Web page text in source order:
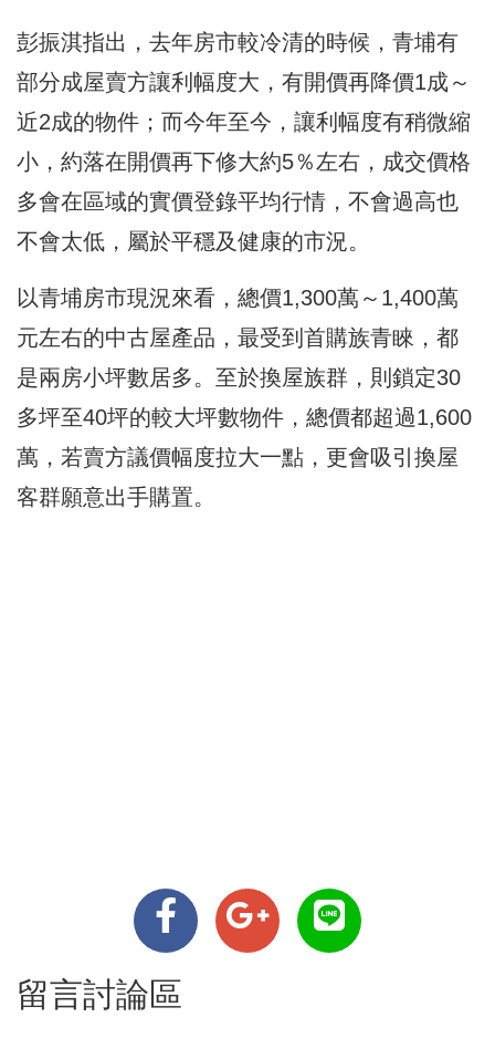
彭振淇指出，去年房市較冷清的時候，青埔有
部分成屋賣方讓利幅度大，有開價再降價1成～
近2成的物件；而今年至今，讓利幅度有稍微縮
小，約落在開價再下修大約5％左右，成交價格
多會在區域的實價登錄平均行情，不會過高也
不會太低，屬於平穩及健康的市況。
以青埔房市現況來看，總價1,300萬～1,400萬
元左右的中古屋產品，最受到首購族青睞，都
是兩房小坪數居多。至於換屋族群，則鎖定30
多坪至40坪的較大坪數物件，總價都超過1,600
萬，若賣方議價幅度拉大一點，更會吸引換屋
客群願意出手購置。
留言討論區